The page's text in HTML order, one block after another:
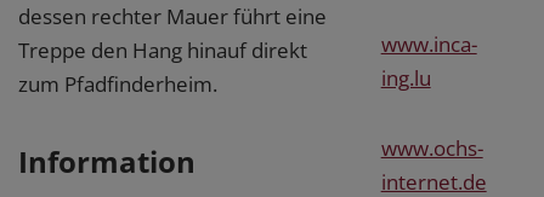
dessen rechter Mauer führt eine
Treppe den Hang hinauf direkt
zum Pfadfinderheim.
Information
www.inca-
ing.lu
www.ochs-
internet.de